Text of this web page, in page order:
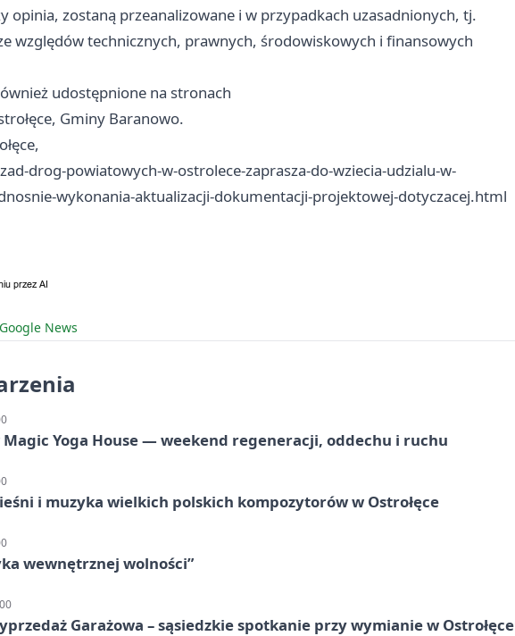
opinia, zostaną przeanalizowane i w przypadkach uzasadnionych, tj.
względów technicznych, prawnych, środowiskowych i finansowych
udostępnione na stronach
Gminy Baranowo.
drog-powiatowych-w-ostrolece-zaprasza-do-wziecia-udzialu-w-
wykonania-aktualizacji-dokumentacji-projektowej-dotyczacej.html
Google News
Yoga House — weekend regeneracji, oddechu i ruchu
i muzyka wielkich polskich kompozytorów w Ostrołęce
wewnętrznej wolności”
Garażowa – sąsiedzkie spotkanie przy wymianie w Ostrołęce